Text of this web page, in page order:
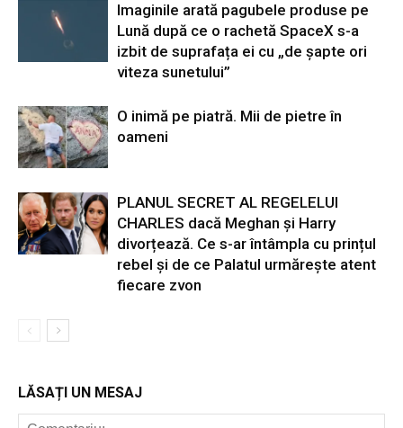
Imaginile arată pagubele produse pe
Lună după ce o rachetă SpaceX s-a
izbit de suprafața ei cu „de șapte ori
viteza sunetului”
O inimă pe piatră. Mii de pietre în
oameni
PLANUL SECRET AL REGELELUI
CHARLES dacă Meghan și Harry
divorțează. Ce s-ar întâmpla cu prințul
rebel și de ce Palatul urmărește atent
fiecare zvon
LĂSAȚI UN MESAJ